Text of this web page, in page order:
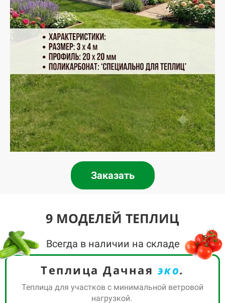
Заказать
9 МОДЕЛЕЙ ТЕПЛИЦ
Всегда в наличии на складе
Теплица Дачная эко.
Теплица для участков с минимальной ветровой
нагрузкой.